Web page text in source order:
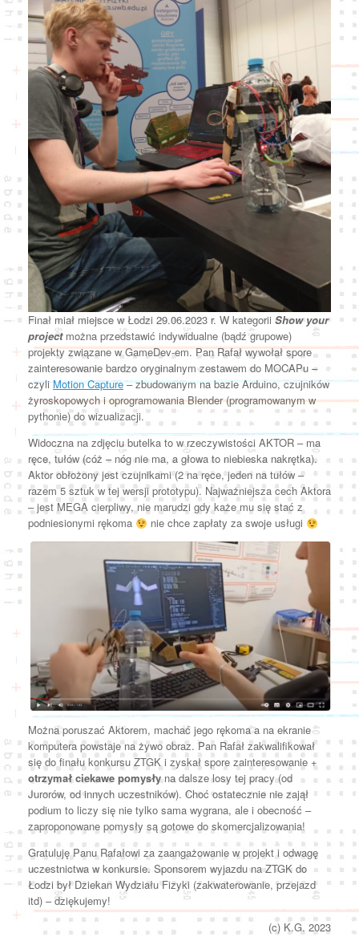
Finał miał miejsce w Łodzi 29.06.2023 r. W kategorii Show your
projectmożna przedstawić indywidualne (bądź grupowe)
projekty związane w GameDev-em. Pan Rafał wywołał spore
zainteresowanie bardzo oryginalnym zestawem do MOCAPu –
czyliMotion Capture– zbudowanym na bazie Arduino, czujników
żyroskopowych i oprogramowania Blender (programowanym w
pythonie) do wizualizacji.
Widoczna na zdjęciu butelka to w rzeczywistości AKTOR – ma
ręce, tułów (cóż – nóg nie ma, a głowa to niebieska nakrętka).
Aktor obłożony jest czujnikami (2 na ręce, jeden na tułów –
razem 5 sztuk w tej wersji prototypu). Najważniejsza cech Aktora
– jest MEGA cierpliwy, nie marudzi gdy każe mu się stać z
podniesionymi rękoma
nie chce zapłaty za swoje usługi
Można poruszać Aktorem, machać jego rękoma a na ekranie
komputera powstaje na żywo obraz. Pan Rafał zakwalifikował
się do finału konkursu ZTGK i zyskał spore zainteresowanie +
otrzymał ciekawe pomysłyna dalsze losy tej pracy (od
Jurorów, od innych uczestników). Choć ostatecznie nie zajął
podium to liczy się nie tylko sama wygrana, ale i obecność –
zaproponowane pomysły są gotowe do skomercjalizowania!
Gratuluję Panu Rafałowi za zaangażowanie w projekt i odwagę
uczestnictwa w konkursie. Sponsorem wyjazdu na ZTGK do
Łodzi był Dziekan Wydziału Fizyki (zakwaterowanie, przejazd
itd) – dziękujemy!
(c) K.G. 2023